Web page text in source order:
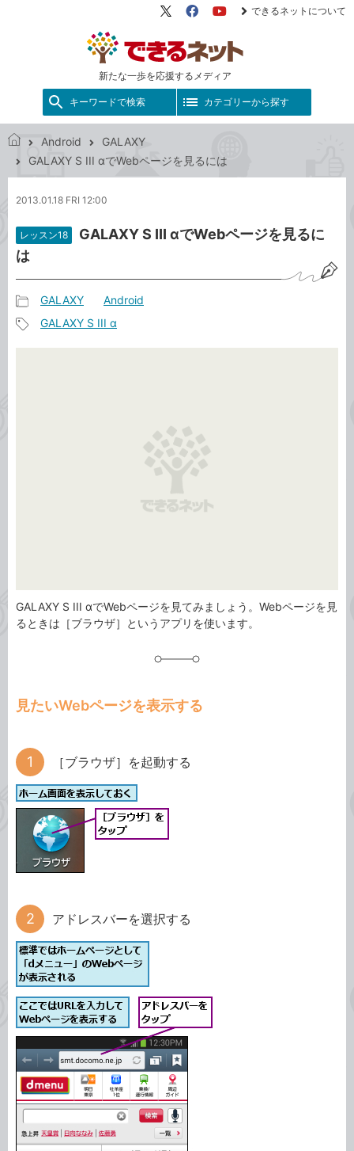
新たな一歩を応援するメディア
X（旧
FacebookYouTube
できるネットについて
キーワードで検索 カテゴリーから探す
で
ネ
ト
Android
GALAXY
GALAXY S III αでWebページを見るには
2013.01.18 FRI 12:00
レッスン18
GALAXY S III αでWebページを見るに
は
事
カ
GALAXY Android
GALAXY S III α
GALAXY S III αでWebページを見てみましょう。Webページを見
るときは［ブラウザ］というアプリを使います。
見たいWebページを表示する
［ブラウザ］を起動する
アドレスバーを選択する